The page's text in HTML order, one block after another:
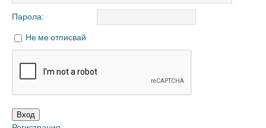
Парола:
Не ме отписвай
Вход